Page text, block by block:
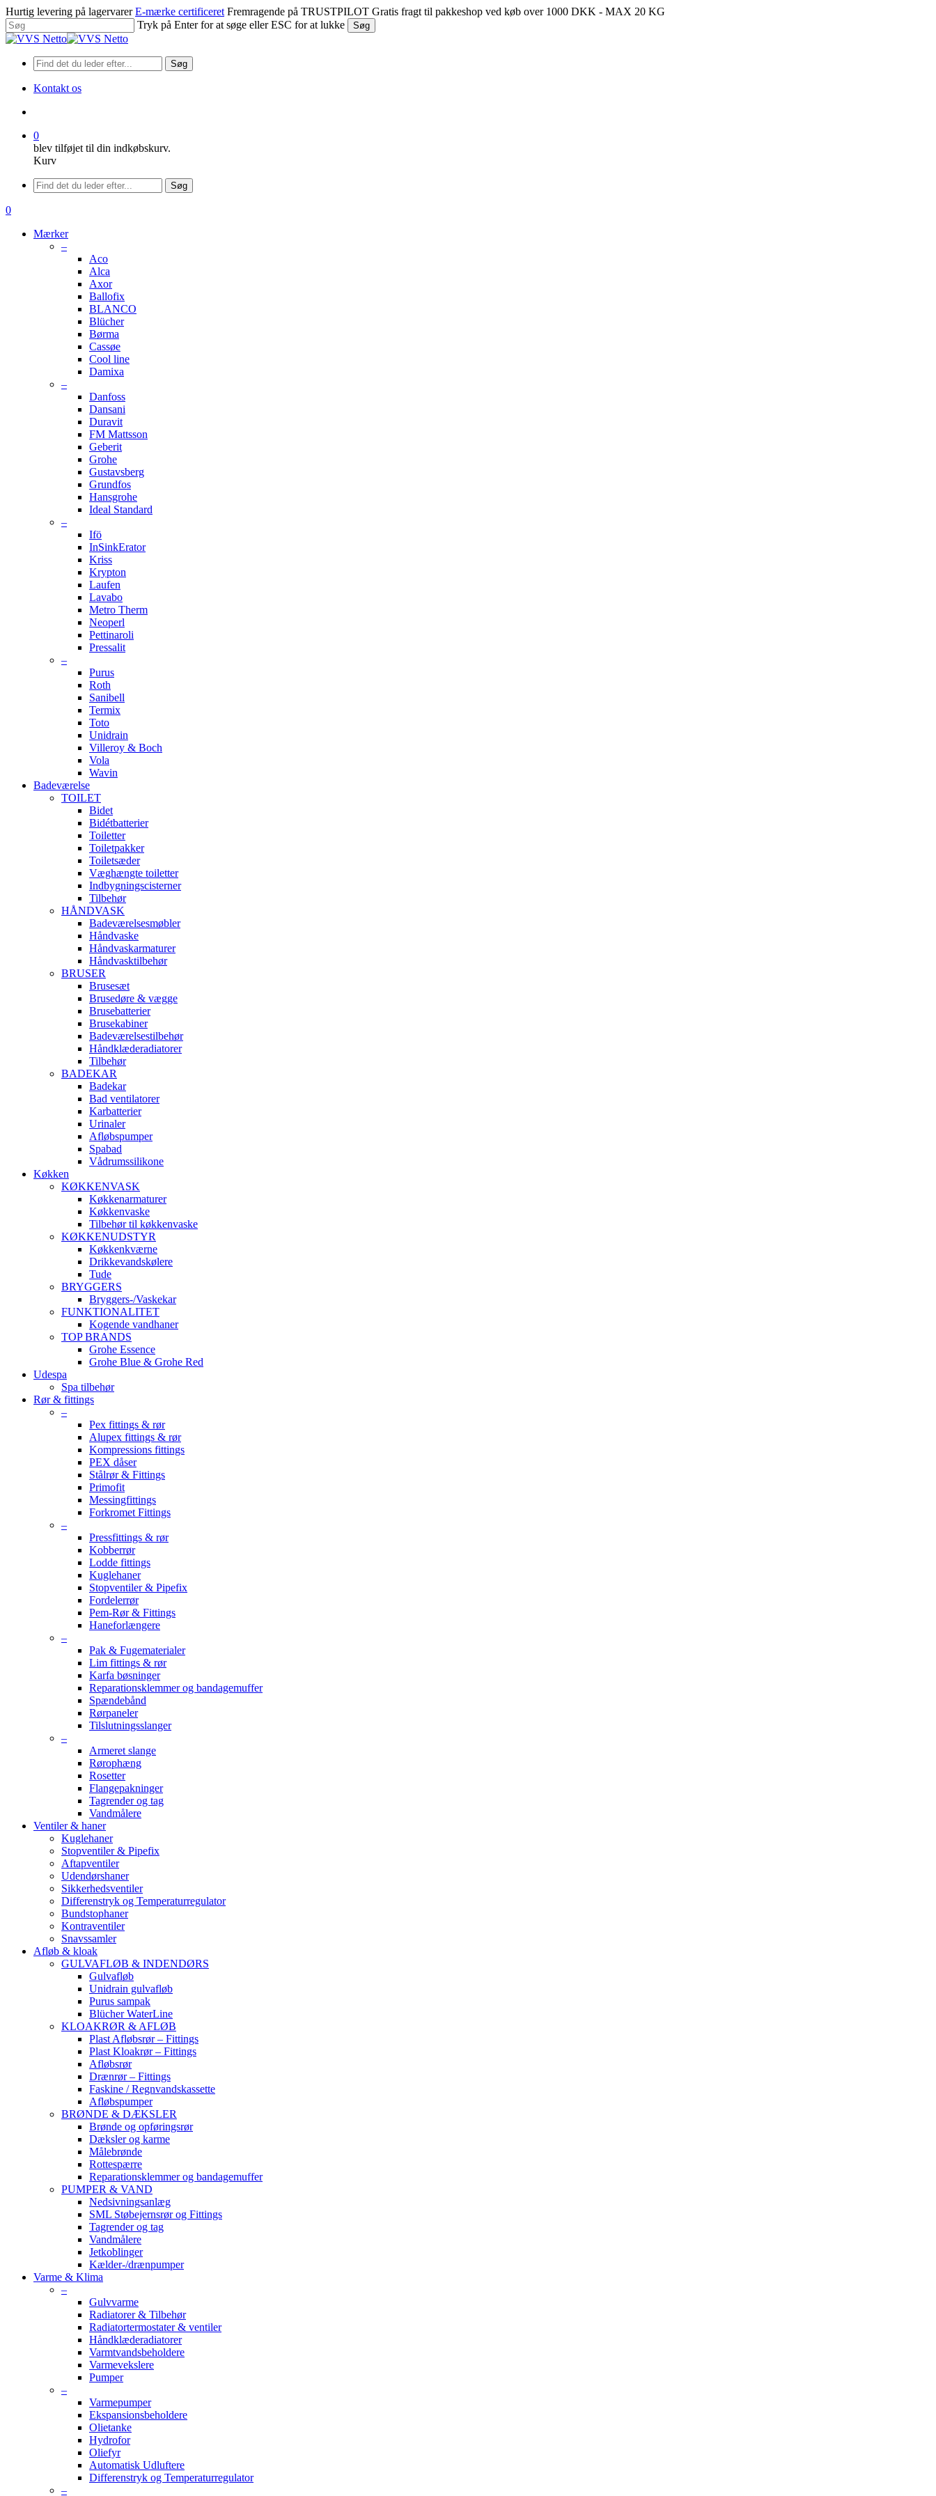
Spring
til
hovedindhold
Hurtig levering på lagervarer E-mærke certificeret Fremragende på TRUSTPILOT Gratis fragt til pakkeshop ved køb over 1000 DKK - MAX 20 KG
Tryk på Enter for at søge eller ESC for at lukke
Søg
Luk
Søg
Kontakt os
0
blev tilføjet til din indkøbskurv.
Kurv
Menu
Søg
søge
0
Mærker
–
Aco
Alca
Axor
Ballofix
BLANCO
Blücher
Børma
Cassøe
Cool line
Damixa
–
Danfoss
Dansani
Duravit
FM Mattsson
Geberit
Grohe
Gustavsberg
Grundfos
Hansgrohe
Ideal Standard
–
Ifö
InSinkErator
Kriss
Krypton
Laufen
Lavabo
Metro Therm
Neoperl
Pettinaroli
Pressalit
–
Purus
Roth
Sanibell
Termix
Toto
Unidrain
Villeroy & Boch
Vola
Wavin
Badeværelse
TOILET
Bidet
Bidétbatterier
Toiletter
Toiletpakker
Toiletsæder
Væghængte toiletter
Indbygningscisterner
Tilbehør
HÅNDVASK
Badeværelsesmøbler
Håndvaske
Håndvaskarmaturer
Håndvasktilbehør
BRUSER
Brusesæt
Brusedøre & vægge
Brusebatterier
Brusekabiner
Badeværelsestilbehør
Håndklæderadiatorer
Tilbehør
BADEKAR
Badekar
Bad ventilatorer
Karbatterier
Urinaler
Afløbspumper
Spabad
Vådrumssilikone
Køkken
KØKKENVASK
Køkkenarmaturer
Køkkenvaske
Tilbehør til køkkenvaske
KØKKENUDSTYR
Køkkenkværne
Drikkevandskølere
Tude
BRYGGERS
Bryggers-/Vaskekar
FUNKTIONALITET
Kogende vandhaner
TOP BRANDS
Grohe Essence
Grohe Blue & Grohe Red
Udespa
Spa tilbehør
Rør & fittings
–
Pex fittings & rør
Alupex fittings & rør
Kompressions fittings
PEX dåser
Stålrør & Fittings
Primofit
Messingfittings
Forkromet Fittings
–
Pressfittings & rør
Kobberrør
Lodde fittings
Kuglehaner
Stopventiler & Pipefix
Fordelerrør
Pem-Rør & Fittings
Haneforlængere
–
Pak & Fugematerialer
Lim fittings & rør
Karfa bøsninger
Reparationsklemmer og bandagemuffer
Spændebånd
Rørpaneler
Tilslutningsslanger
–
Armeret slange
Rørophæng
Rosetter
Flangepakninger
Tagrender og tag
Vandmålere
Ventiler & haner
Kuglehaner
Stopventiler & Pipefix
Aftapventiler
Udendørshaner
Sikkerhedsventiler
Differenstryk og Temperaturregulator
Bundstophaner
Kontraventiler
Snavssamler
Afløb & kloak
GULVAFLØB & INDENDØRS
Gulvafløb
Unidrain gulvafløb
Purus sampak
Blücher WaterLine
KLOAKRØR & AFLØB
Plast Afløbsrør – Fittings
Plast Kloakrør – Fittings
Afløbsrør
Drænrør – Fittings
Faskine / Regnvandskassette
Afløbspumper
BRØNDE & DÆKSLER
Brønde og opføringsrør
Dæksler og karme
Målebrønde
Rottespærre
Reparationsklemmer og bandagemuffer
PUMPER & VAND
Nedsivningsanlæg
SML Støbejernsrør og Fittings
Tagrender og tag
Vandmålere
Jetkoblinger
Kælder-/drænpumper
Varme & Klima
–
Gulvvarme
Radiatorer & Tilbehør
Radiatortermostater & ventiler
Håndklæderadiatorer
Varmtvandsbeholdere
Varmevekslere
Pumper
–
Varmepumper
Ekspansionsbeholdere
Olietanke
Hydrofor
Oliefyr
Automatisk Udluftere
Differenstryk og Temperaturregulator
–